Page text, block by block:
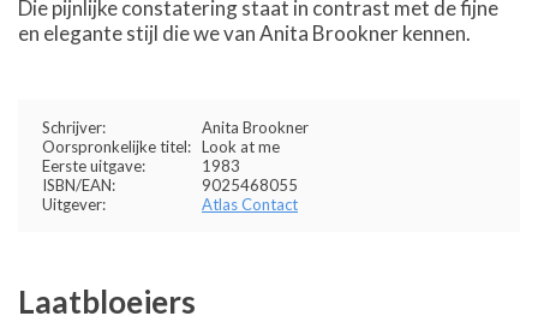
Die pijnlijke constatering staat in contrast met de fijne
en elegante stijl die we van Anita Brookner kennen.
Schrijver:
Anita Brookner
Oorspronkelijke titel: Look at me
Eerste uitgave:
1983
ISBN/EAN:
9025468055
Uitgever:
Atlas Contact
Laatbloeiers